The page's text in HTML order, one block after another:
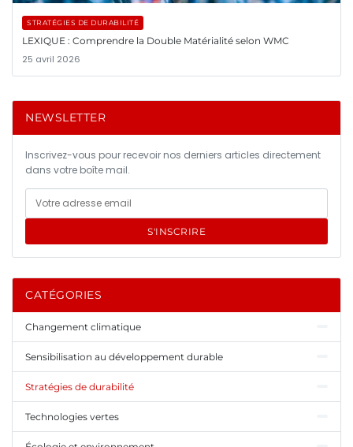
STRATÉGIES DE DURABILITÉ
LEXIQUE : Comprendre la Double Matérialité selon WMC
25 avril 2026
NEWSLETTER
Inscrivez-vous pour recevoir nos derniers articles directement
dans votre boîte mail.
S'INSCRIRE
CATÉGORIES
Changement climatique
Sensibilisation au développement durable
Stratégies de durabilité
Technologies vertes